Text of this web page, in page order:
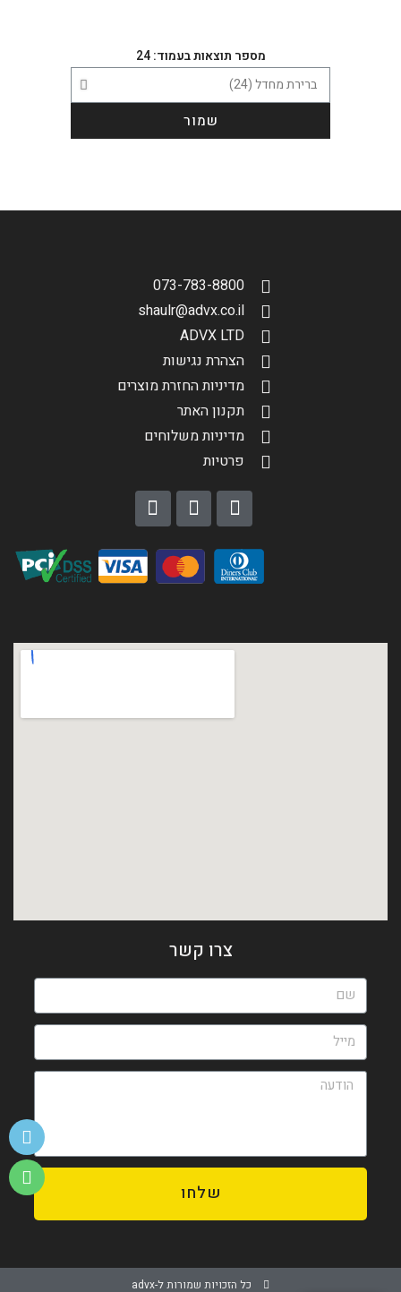
מספר תוצאות בעמוד: 24
שמור
073-783-8800
shaulr@advx.co.il
ADVX LTD
הצהרת נגישות
מדיניות החזרת מוצרים
תקנון האתר
מדיניות משלוחים
פרטיות
צרו קשר
שלחו
כל הזכויות שמורות ל-advx